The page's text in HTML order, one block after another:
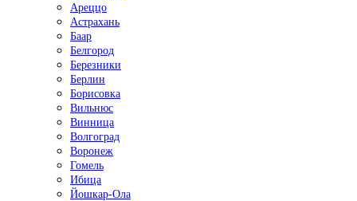
Ареццо
Астрахань
Баар
Белгород
Березники
Берлин
Борисовка
Вильнюс
Винница
Волгоград
Воронеж
Гомель
Ибица
Йошкар-Ола